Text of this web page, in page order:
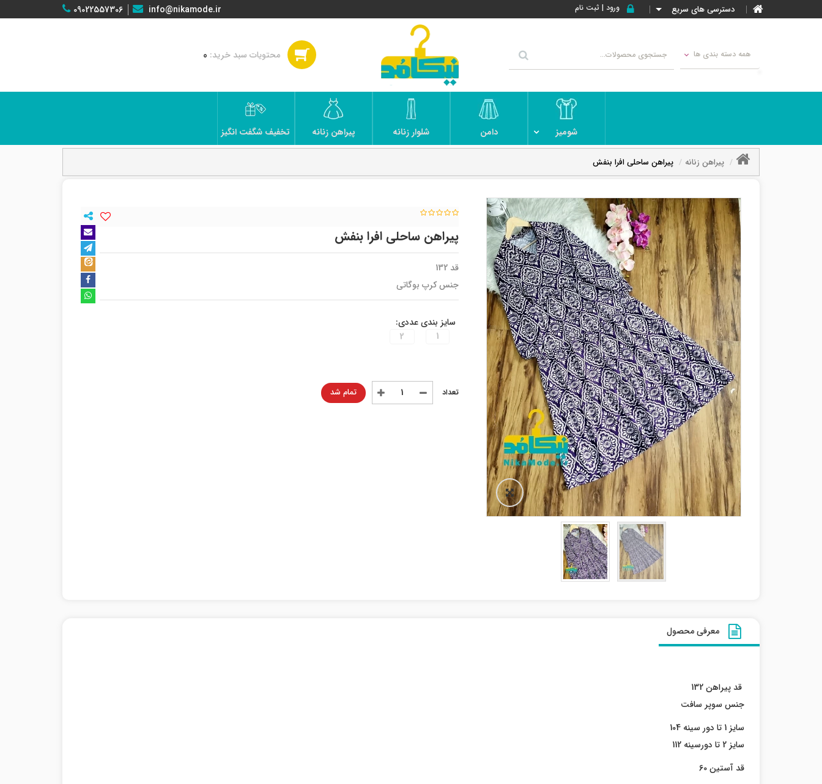
دسترسی های سریع ورود | ثبت نام 09022557306 info@nikamode.ir
همه دسته بندی ها 0
شومیز دامن شلوار زنانه پیراهن زنانه تخفیف شگفت انگیز
پیراهن زنانه پیراهن ساحلی افرا بنفش
پیراهن ساحلی افرا بنفش
قد 132
جنس کرپ بوگاتی
سایز بندی عددی:
1
2
تمام شد
معرفی محصول
قد پیراهن 132
جنس سوپر سافت
سایز 1 تا دور سینه 104
سایز 2 تا دورسینه 112
قد آستین 60